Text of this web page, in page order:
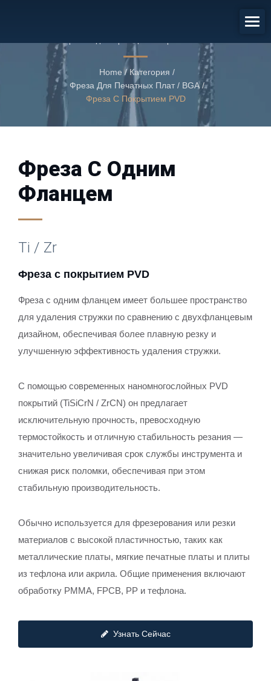
Home / Категория /
Фреза Для Печатных Плат / BGA /
Фреза С Покрытием PVD
Фреза С Одним
Фланцем
Ti / Zr
Фреза с покрытием PVD
Фреза с одним фланцем имеет большее пространство
для удаления стружки по сравнению с двухфланцевым
дизайном, обеспечивая более плавную резку и
улучшенную эффективность удаления стружки.
С помощью современных наномногослойных PVD
покрытий (TiSiCrN / ZrCN) он предлагает
исключительную прочность, превосходную
термостойкость и отличную стабильность резания —
значительно увеличивая срок службы инструмента и
снижая риск поломки, обеспечивая при этом
стабильную производительность.
Обычно используется для фрезерования или резки
материалов с высокой пластичностью, таких как
металлические платы, мягкие печатные платы и плиты
из тефлона или акрила. Общие применения включают
обработку PMMA, FPCB, PP и тефлона.
Узнать Сейчас